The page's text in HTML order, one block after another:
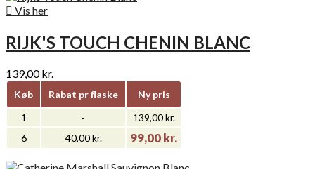
 Vis her
RIJK'S TOUCH CHENIN BLANC
139,00 kr.
Køb Rabat pr flaske
Ny pris
1
-
139,00 kr.
6
40,00 kr. 99,00 kr.